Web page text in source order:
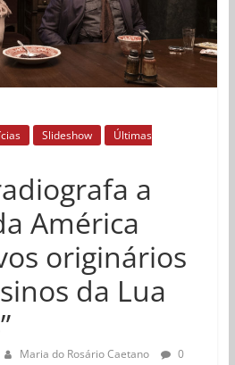
Slideshow
Últimas
a
América
originários
da Lua
Maria do Rosário Caetano
0